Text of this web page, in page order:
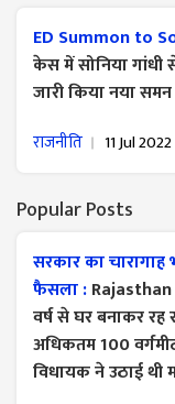
ED Summon to
केस में सोनिया गांधी
जारी किया नया समन
राजनीति 11 Jul 2022
Popular Posts
सरकार का
फैसला :Rajasthan
वर्ष से घर बनाकर रह
अधिकतम 100
विधायक ने उठाई थी